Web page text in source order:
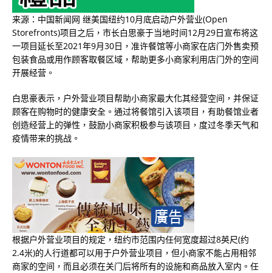
来源：中国新闻网 继美国纽约10月底启动户外营业(Open
Storefronts)项目之后，市长白思豪于当地时间12月29日宣布将这
一项目延长至2021年9月30日，准许餐馆等小商家在店门外售卖预
包装食品或用作顾客取餐区域，帮助更多小商家利用店门外的空间
开展经营。
白思豪表示，户外营业项目帮助小商家最大化其经营空间，并保证
顾客在购物时的健康安全。通过将餐馆引入该项目，有助餐馆业者
创造经营上的弹性，鼓励小商家积极参与该项目，度过冬季天气和
疫情带来的挑战。
根据户外营业项目的规定，纽约市范围内任何宽度超过8英尺(约
2.4米)的人行道都可以用于户外营业项目，但小商家不能占用相邻
商家的空间，而且必须在关门后将所有的设施和商品放入室内。任